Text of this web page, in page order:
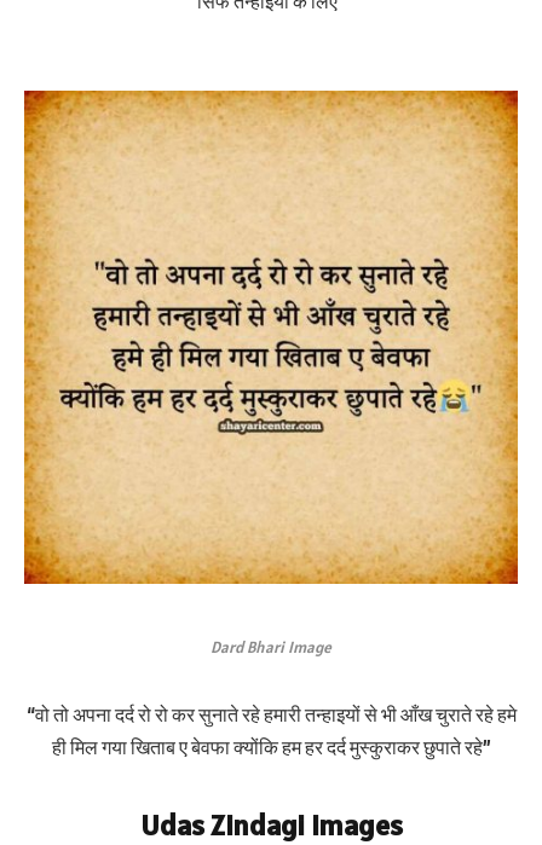
Dard Bhari Image
“वो तो अपना दर्द रो रो कर सुनाते रहे हमारी तन्हाइयों से भी आँख चुराते रहे हमे
ही मिल गया खिताब ए बेवफा क्योंकि हम हर दर्द मुस्कुराकर छुपाते रहे”
Udas Zindagi Images